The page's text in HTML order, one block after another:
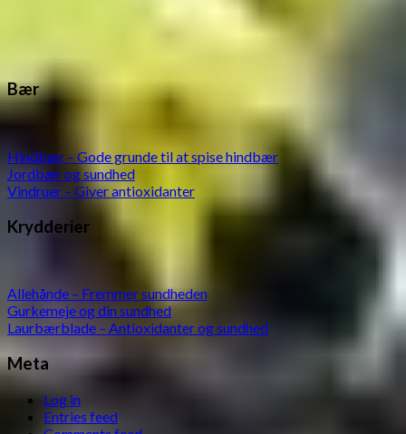
Bær
Hindbær – Gode grunde til at spise hindbær
Jordbær og sundhed
Vindruer – Giver antioxidanter
Krydderier
Allehånde – Fremmer sundheden
Gurkemeje og din sundhed
Laurbærblade – Antioxidanter og sundhed
Meta
Log in
Entries feed